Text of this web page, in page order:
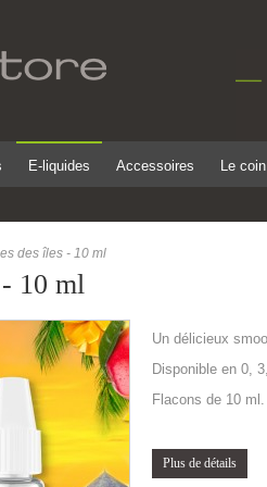
E-liquides Accessoires Le
des îles - 10 ml
- 10 ml
Un délicieux
Disponible en 0,
Flacons de 10 ml.
Plus de détails